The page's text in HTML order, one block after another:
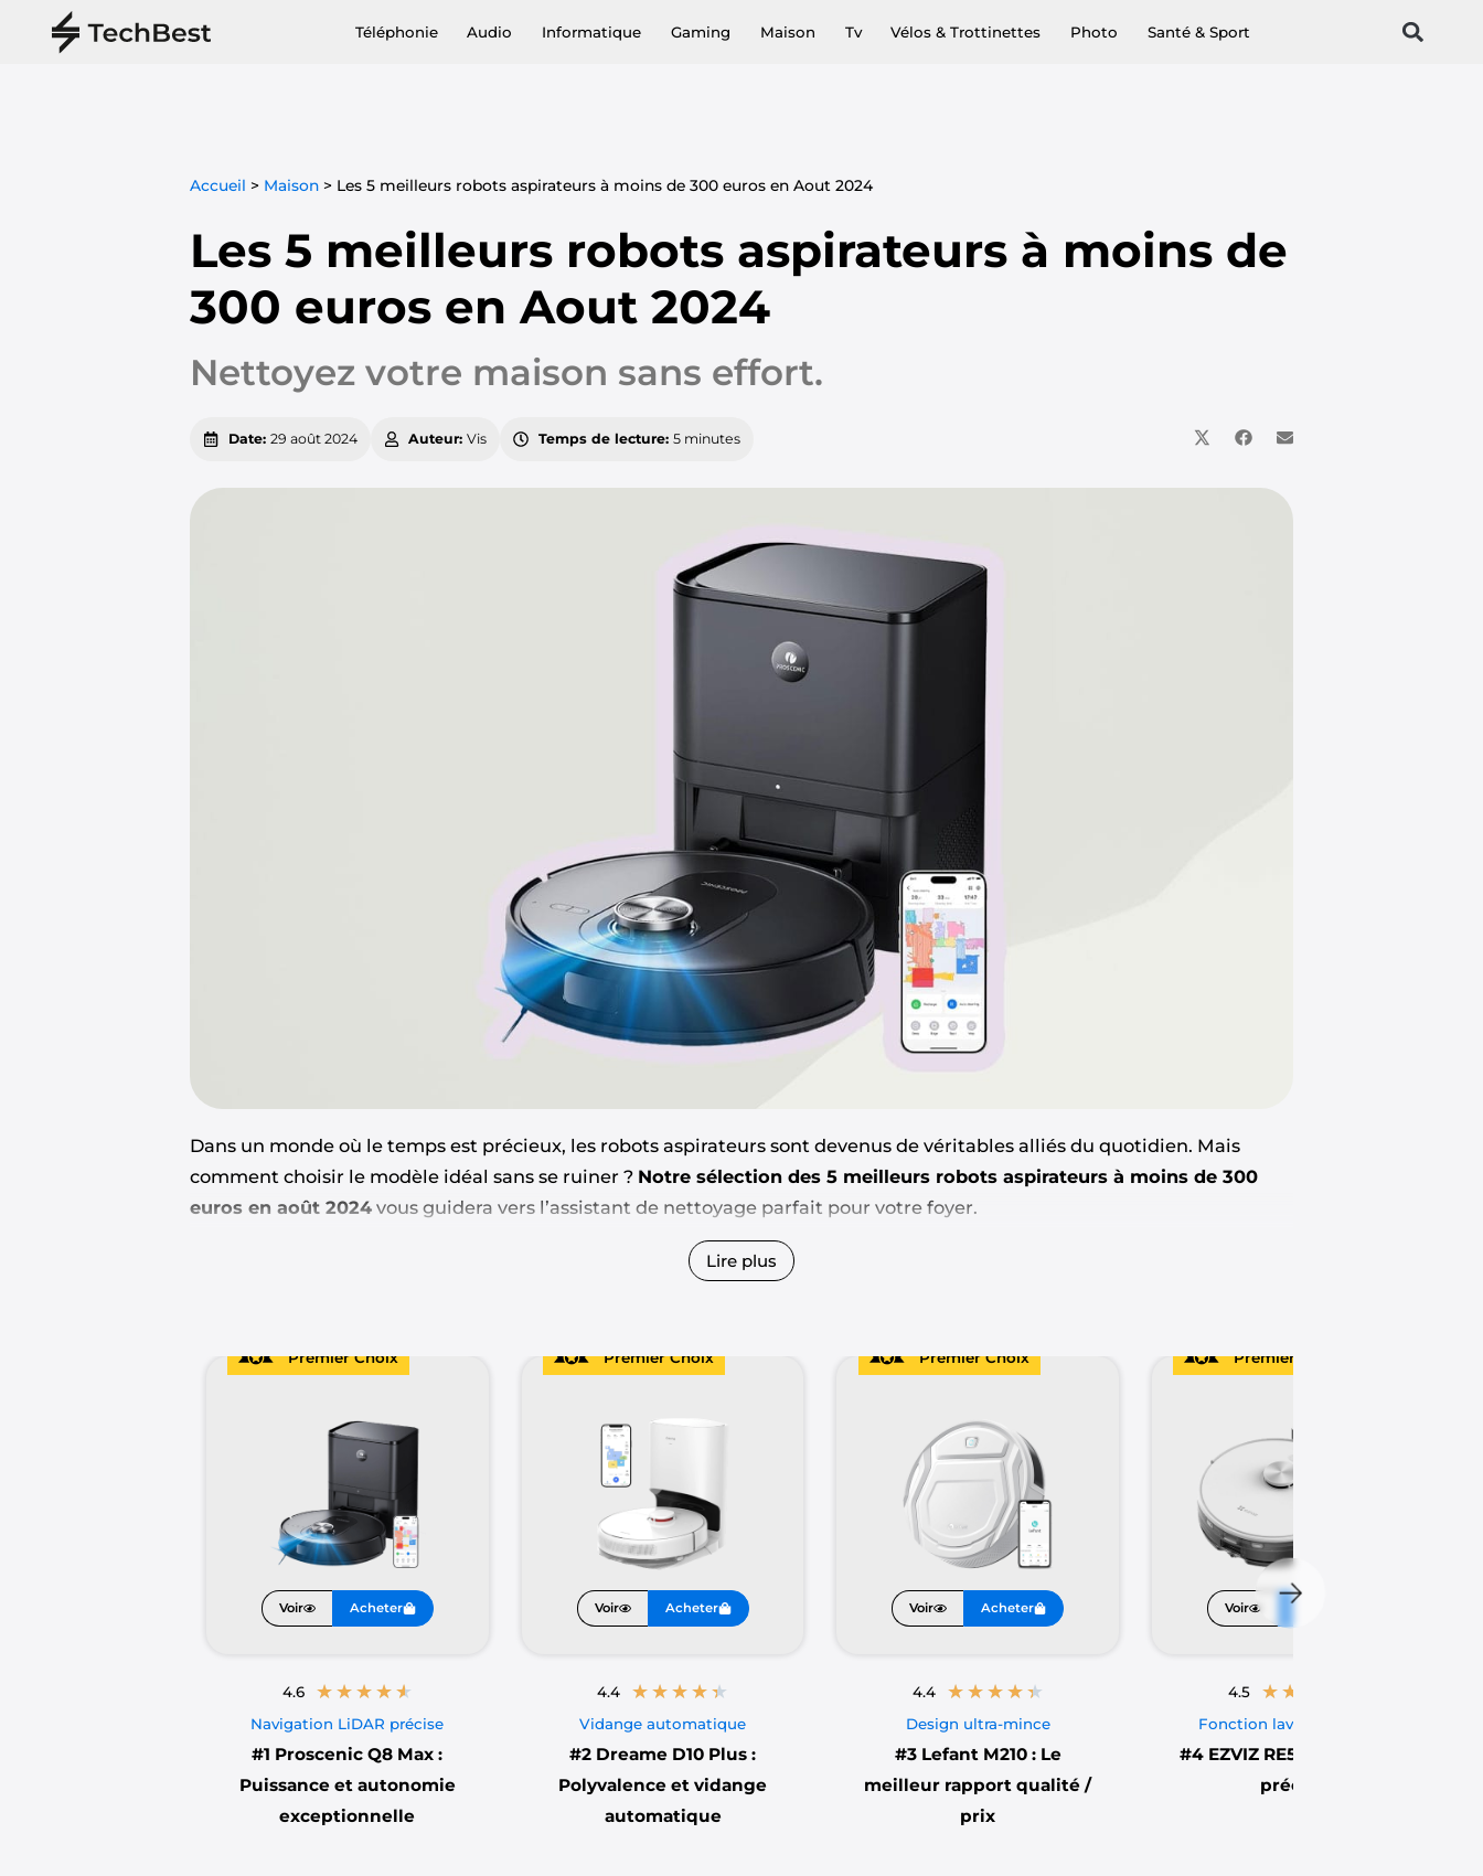
Téléphonie Audio Informatique Gaming Maison Tv Vélos & Trottinettes Photo Santé & Sport
Accueil > Maison > Les 5 meilleurs robots aspirateurs à moins de 300 euros en Aout 2024
Les 5 meilleurs robots aspirateurs à moins de
300 euros en Aout 2024
Nettoyez votre maison sans effort.
Date: 29 août 2024 Auteur: Vis Temps de lecture: 5 minutes
Dans un monde où le temps est précieux, les robots aspirateurs sont devenus de véritables alliés du quotidien. Mais
comment choisir le modèle idéal sans se ruiner ? Notre sélection des 5 meilleurs robots aspirateurs à moins de 300
euros en août 2024 vous guidera vers l’assistant de nettoyage parfait pour votre foyer.
Que vous ayez des animaux, des tapis épais ou simplement besoin d’un coup de main pour maintenir votre intérieur
, nous avons déniché des pépites technologiques qui allient performance, innovation et accessibilité.
Lire plus
Premier Choix
Voir Acheter
4.6 ★ ★ ★ ★ ★
Navigation LiDAR précise
#1 Proscenic Q8 Max :
Puissance et autonomie
exceptionnelle
Premier Choix
Voir Acheter
4.4 ★ ★ ★ ★ ★
Vidange automatique
#2 Dreame D10 Plus :
Polyvalence et vidange
automatique
Premier Choix
Voir Acheter
4.4 ★ ★ ★ ★ ★
Design ultra-mince
#3 Lefant M210 : Le
meilleur rapport qualité /
prix
Premier Choix
Voir
4.5 ★ ★
Fonction lavage intégrée
#4 EZVIZ RE5 : Navigation
précise